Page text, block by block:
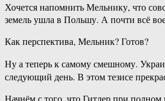
Хочется напомнить Мельнику, что
земель ушла в Польшу. А почти всё
Как перспектива, Мельник? Готов?
Ну а теперь к самому смешному.
следующий день. В этом тезисе